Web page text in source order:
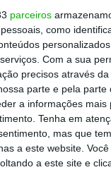
parceiros
como
Com a sua
precisos através
parte e pela
a informações
Tenha em
mas que
a este website.
a este site e
lei de 1990
de uma fase
era considerada
em
— e
para estimular
de
e social”,